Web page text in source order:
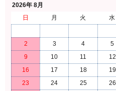
2026年 8月
日
月 火 水
2
3 4 5
9
10 11 12
16
17 18 19
23
24 25 26